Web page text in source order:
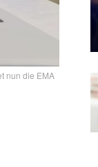
nun die EMA